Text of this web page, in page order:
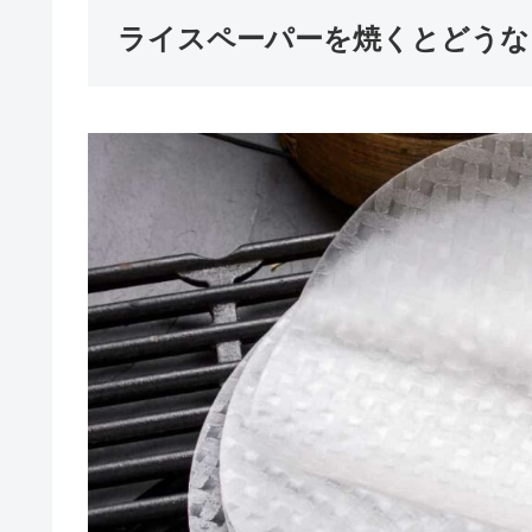
ライスペーパーを焼くとどう